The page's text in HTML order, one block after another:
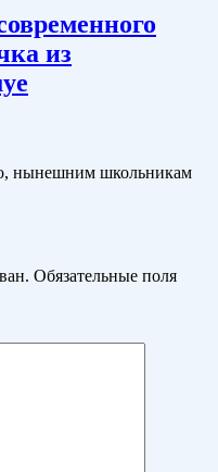
из
нынешним школьникам
Обязательные поля